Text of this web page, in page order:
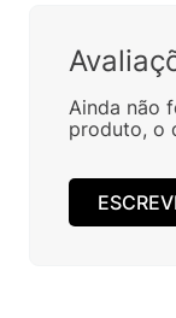
Ainda não
produto, o